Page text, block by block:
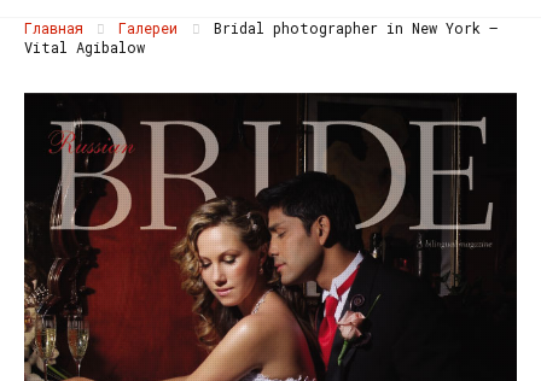
Главная Галереи
Bridal photographer in New York —
Vital Agibalow